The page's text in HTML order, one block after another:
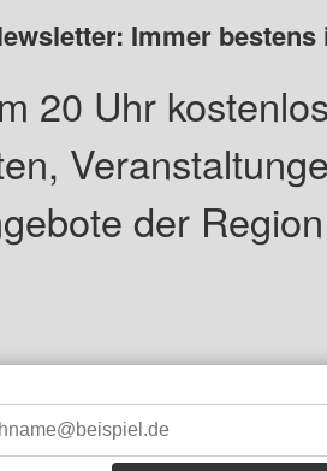
Immer
20 Uhr
der